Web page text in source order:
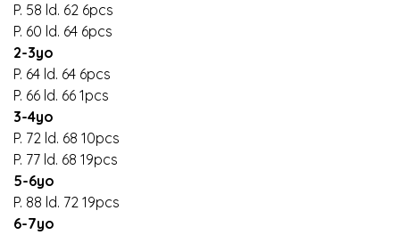
P. 58 ld. 62 6pcs
P. 60 ld. 64 6pcs
2-3yo
P. 64 ld. 64 6pcs
P. 66 ld. 66 1pcs
3-4yo
P. 72 ld. 68 10pcs
P. 77 ld. 68 19pcs
5-6yo
P. 88 ld. 72 19pcs
6-7yo